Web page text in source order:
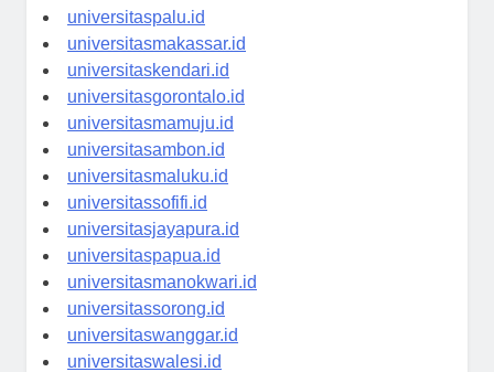
universitasmanado.id
universitaspalu.id
universitasmakassar.id
universitaskendari.id
universitasgorontalo.id
universitasmamuju.id
universitasambon.id
universitasmaluku.id
universitassofifi.id
universitasjayapura.id
universitaspapua.id
universitasmanokwari.id
universitassorong.id
universitaswanggar.id